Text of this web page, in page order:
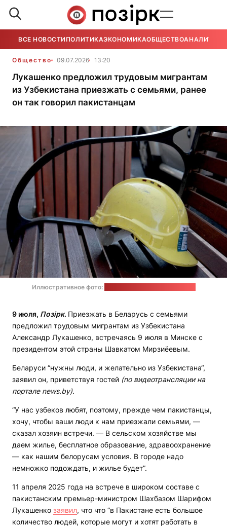
ВСЕ НОВОСТИ ПОЛИТИКАЭКОНОМИКАОБЩЕСТВОАНАЛИТИКА
Общество 09.07.2026 13:20
Лукашенко предложил трудовым мигрантам
из Узбекистана приезжать с семьями, ранее
он так говорил пакистанцам
Иллюстративное фото:
9 июля, Позірк. Приезжать в Беларусь с семьями
предложил трудовым мигрантам из Узбекистана
Александр Лукашенко, встречаясь 9 июля в Минске с
президентом этой страны Шавкатом Мирзиёевым.
Беларуси “нужны люди, и желательно из Узбекистана“,
заявил он, приветствуя гостей (по видеотрансляции на
портале news.by).
“У нас узбеков любят, поэтому, прежде чем пакистанцы,
хочу, чтобы ваши люди к нам приезжали семьями, —
сказал хозяин встречи. — В сельском хозяйстве мы
даем жилье, бесплатное образование, здравоохранение
— как нашим белорусам условия. В городе надо
немножко подождать, и жилье будет”.
11 апреля 2025 года на встрече в широком составе с
пакистанским премьер-министром Шахбазом Шарифом
Лукашенко заявил, что что “в Пакистане есть большое
количество людей, которые могут и хотят работать в